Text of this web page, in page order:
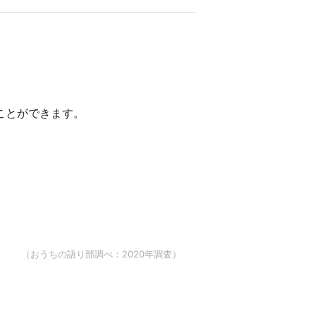
ができます。
（おうちの語り部調べ：2020年調査）